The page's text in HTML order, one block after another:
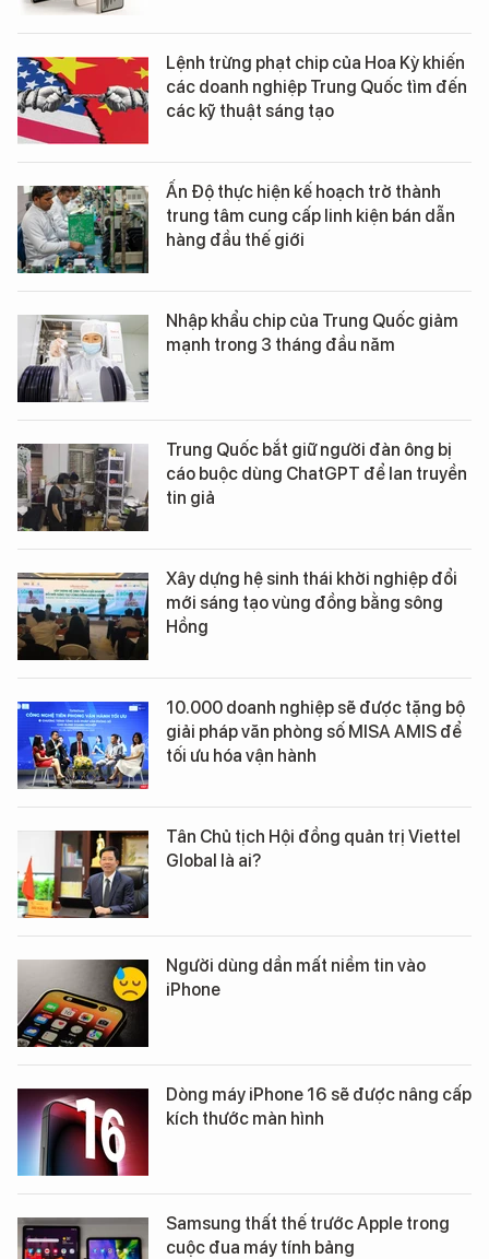
Lệnh trừng phạt chip của Hoa Kỳ khiến
các doanh nghiệp Trung Quốc tìm đến
các kỹ thuật sáng tạo
Ấn Độ thực hiện kế hoạch trở thành
trung tâm cung cấp linh kiện bán dẫn
hàng đầu thế giới
Nhập khẩu chip của Trung Quốc giảm
mạnh trong 3 tháng đầu năm
Trung Quốc bắt giữ người đàn ông bị
cáo buộc dùng ChatGPT để lan truyền
tin giả
Xây dựng hệ sinh thái khởi nghiệp đổi
mới sáng tạo vùng đồng bằng sông
Hồng
10.000 doanh nghiệp sẽ được tặng bộ
giải pháp văn phòng số MISA AMIS để
tối ưu hóa vận hành
Tân Chủ tịch Hội đồng quản trị Viettel
Global là ai?
Người dùng dần mất niềm tin vào
iPhone
Dòng máy iPhone 16 sẽ được nâng cấp
kích thước màn hình
Samsung thất thế trước Apple trong
cuộc đua máy tính bảng